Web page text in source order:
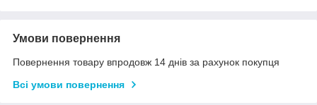
Умови повернення
Повернення товару впродовж 14 днів за рахунок покупця
Всі умови повернення